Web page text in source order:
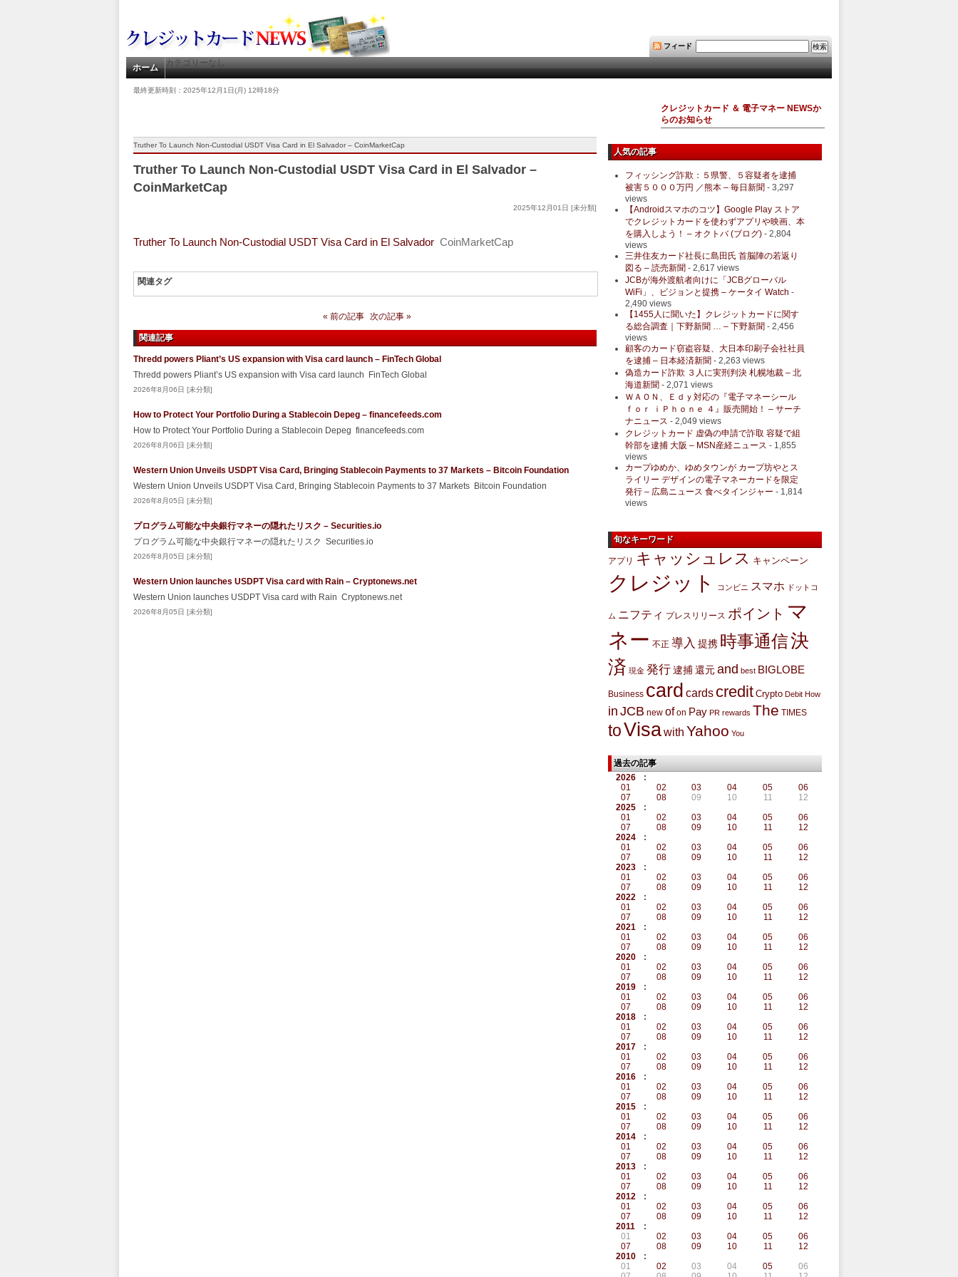
フィード
ホーム カテゴリーなし
最終更新時刻：2025年12月1日(月) 12時18分
クレジットカード ＆ 電子マネー NEWSか
らのお知らせ
Truther To Launch Non-Custodial USDT Visa Card in El Salvador – CoinMarketCap
Truther To Launch Non-Custodial USDT Visa Card in El Salvador –
CoinMarketCap
2025年12月01日 [未分類]
Truther To Launch Non-Custodial USDT Visa Card in El Salvador CoinMarketCap
関連タグ
« 前の記事 次の記事 »
関連記事
Thredd powers Pliant’s US expansion with Visa card launch – FinTech Global
Thredd powers Pliant’s US expansion with Visa card launch FinTech Global
2026年8月06日 [未分類]
How to Protect Your Portfolio During a Stablecoin Depeg – financefeeds.com
How to Protect Your Portfolio During a Stablecoin Depeg financefeeds.com
2026年8月06日 [未分類]
Western Union Unveils USDPT Visa Card, Bringing Stablecoin Payments to 37 Markets – Bitcoin Foundation
Western Union Unveils USDPT Visa Card, Bringing Stablecoin Payments to 37 Markets Bitcoin Foundation
2026年8月05日 [未分類]
プログラム可能な中央銀行マネーの隠れたリスク – Securities.io
プログラム可能な中央銀行マネーの隠れたリスク Securities.io
2026年8月05日 [未分類]
Western Union launches USDPT Visa card with Rain – Cryptonews.net
Western Union launches USDPT Visa card with Rain Cryptonews.net
2026年8月05日 [未分類]
人気の記事
フィッシング詐欺：５県警、５容疑者を逮捕
被害５０００万円 ／熊本 – 毎日新聞 - 3,297
views
【Androidスマホのコツ】Google Play ストア
でクレジットカードを使わずアプリや映画、本
を購入しよう！ – オクトバ (ブログ) - 2,804
views
三井住友カード社長に島田氏 首脳陣の若返り
図る – 読売新聞 - 2,617 views
JCBが海外渡航者向けに「JCBグローバル
WiFi」、ビジョンと提携 – ケータイ Watch -
2,490 views
【1455人に聞いた】クレジットカードに関す
る総合調査｜下野新聞 … – 下野新聞 - 2,456
views
顧客のカード窃盗容疑、大日本印刷子会社社員
を逮捕 – 日本経済新聞 - 2,263 views
偽造カード詐欺 ３人に実刑判決 札幌地裁 – 北
海道新聞 - 2,071 views
ＷＡＯＮ、Ｅｄｙ対応の『電子マネーシール
ｆｏｒ ｉＰｈｏｎｅ ４』販売開始！ – サーチ
ナニュース - 2,049 views
クレジットカード 虚偽の申請で詐取 容疑で組
幹部を逮捕 大阪 – MSN産経ニュース - 1,855
views
カープゆめか、ゆめタウンが カープ坊やとス
ライリー デザインの電子マネーカードを限定
発行 – 広島ニュース 食べタインジャー - 1,814
views
旬なキーワード
アプリ キャッシュレス キャンペーン
クレジット コンビニ スマホ ドットコ
ム ニフティ プレスリリース ポイント マ
ネー 不正 導入 提携 時事通信決
済 現金 発行 逮捕 還元and best BIGLOBE
Business card cards credit Crypto Debit How
in JCB new of on Pay PR rewards The TIMES
toVisawith Yahoo You
過去の記事
2026
:
01
02 03 04 05
06
07
08 09 10 11
12
2025
:
01
02 03 04 05
06
07
08 09 10 11
12
2024
:
01
02 03 04 05
06
07
08 09 10 11
12
2023
:
01
02 03 04 05
06
07
08 09 10 11
12
2022
:
01
02 03 04 05
06
07
08 09 10 11
12
2021
:
01
02 03 04 05
06
07
08 09 10 11
12
2020
:
01
02 03 04 05
06
07
08 09 10 11
12
2019
:
01
02 03 04 05
06
07
08 09 10 11
12
2018
:
01
02 03 04 05
06
07
08 09 10 11
12
2017
:
01
02 03 04 05
06
07
08 09 10 11
12
2016
:
01
02 03 04 05
06
07
08 09 10 11
12
2015
:
01
02 03 04 05
06
07
08 09 10 11
12
2014
:
01
02 03 04 05
06
07
08 09 10 11
12
2013
:
01
02 03 04 05
06
07
08 09 10 11
12
2012
:
01
02 03 04 05
06
07
08 09 10 11
12
2011
:
01
02 03 04 05
06
07
08 09 10 11
12
2010
:
01
02 03 04 05
06